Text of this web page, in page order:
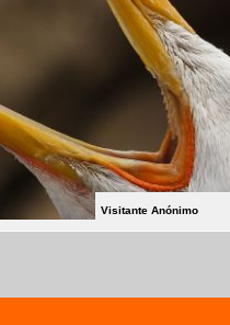
Visitante Anónimo